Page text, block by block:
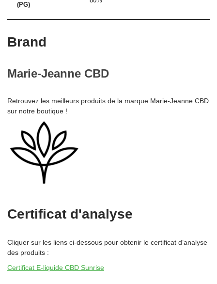
(PG)
Brand
Marie-Jeanne CBD
Retrouvez les meilleurs produits de la marque Marie-Jeanne CBD
sur notre boutique !
Certificat d'analyse
Cliquer sur les liens ci-dessous pour obtenir le certificat d’analyse
des produits :
Certificat E-liquide CBD Sunrise